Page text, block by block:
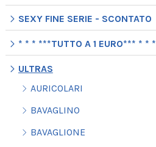
SEXY FINE SERIE - SCONTATO
* * * ***TUTTO A 1 EURO*** * * *
ULTRAS
AURICOLARI
BAVAGLINO
BAVAGLIONE